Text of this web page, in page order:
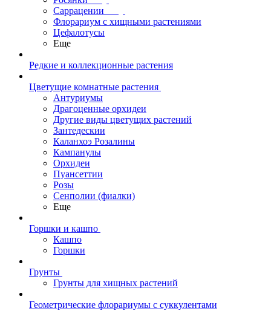
Саррацении
Флорариум с хищными растениями
Цефалотусы
Еще
Редкие и коллекционные растения
Цветущие комнатные растения
Антуриумы
Драгоценные орхидеи
Другие виды цветущих растений
Зантедескии
Каланхоэ Розалины
Кампанулы
Орхидеи
Пуансеттии
Розы
Сенполии (фиалки)
Еще
Горшки и кашпо
Кашпо
Горшки
Грунты
Грунты для хищных растений
Геометрические флорариумы с суккулентами